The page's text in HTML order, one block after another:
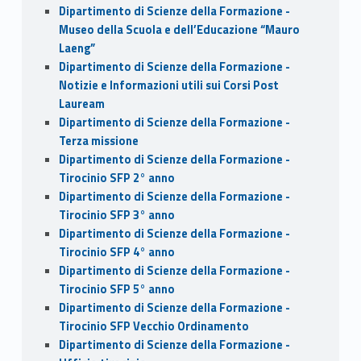
Dipartimento di Scienze della Formazione -
Museo della Scuola e dell’Educazione “Mauro
Laeng”
Dipartimento di Scienze della Formazione -
Notizie e Informazioni utili sui Corsi Post
Lauream
Dipartimento di Scienze della Formazione -
Terza missione
Dipartimento di Scienze della Formazione -
Tirocinio SFP 2° anno
Dipartimento di Scienze della Formazione -
Tirocinio SFP 3° anno
Dipartimento di Scienze della Formazione -
Tirocinio SFP 4° anno
Dipartimento di Scienze della Formazione -
Tirocinio SFP 5° anno
Dipartimento di Scienze della Formazione -
Tirocinio SFP Vecchio Ordinamento
Dipartimento di Scienze della Formazione -